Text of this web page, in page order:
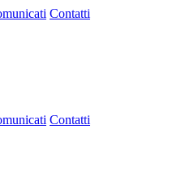
Contatti
Contatti